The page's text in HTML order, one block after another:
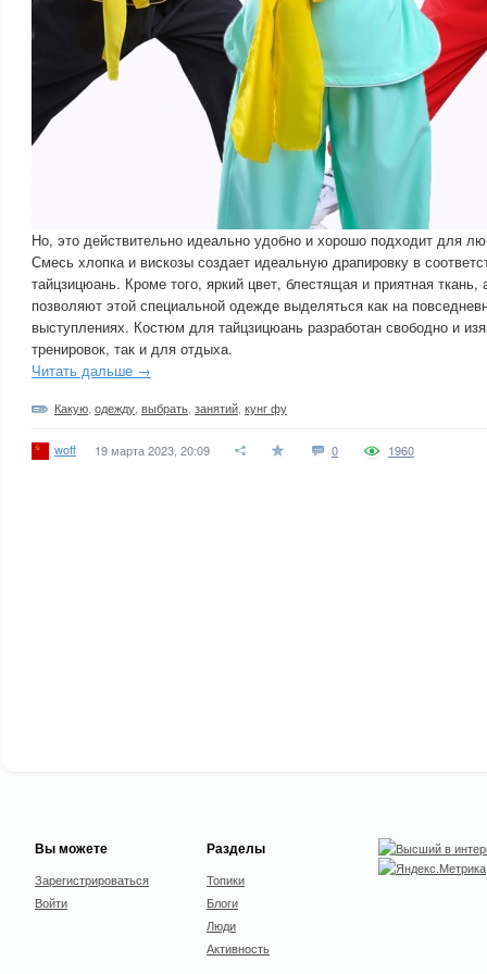
Но, это действительно идеально удобно и хорошо подходит для
Смесь хлопка и вискозы создает идеальную драпировку в
тайцзицюань. Кроме того, яркий цвет, блестящая и приятная ткань,
позволяют этой специальной одежде выделяться как на
выступлениях. Костюм для тайцзицюань разработан свободно и
тренировок, так и для отдыха.
Читать дальше →
Какую одежду выбрать занятий кунг фу
woff 19 марта 2023, 20:09 0 1960
Вы можете
Зарегистрироваться
Войти
Разделы
Топики
Блоги
Люди
Активность